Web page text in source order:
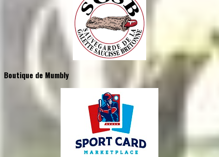
Boutique de Mumbly